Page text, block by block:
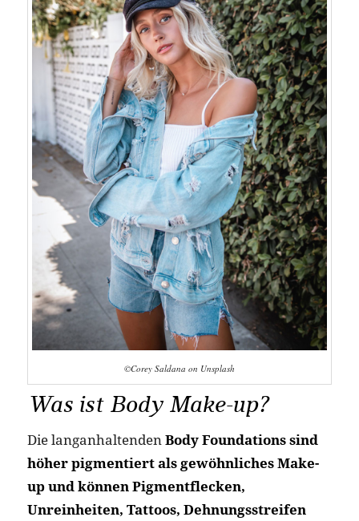
©Corey Saldana on Unsplash
Was ist Body Make-up?
Die langanhaltendenBody Foundations sind
höher pigmentiert als gewöhnliches Make-
up und können Pigmentflecken,
Unreinheiten, Tattoos, Dehnungsstreifen